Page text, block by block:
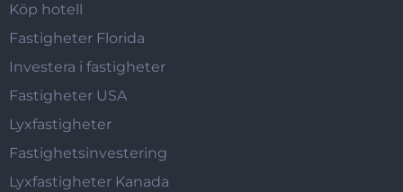
Köp hotell
Fastigheter Florida
Investera i fastigheter
Fastigheter USA
Lyxfastigheter
Fastighetsinvestering
Lyxfastigheter Kanada